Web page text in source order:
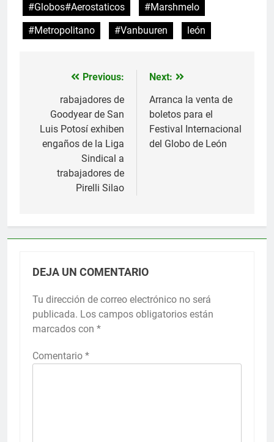
#Globos#Aerostaticos
#Marshmelo
#Metropolitano
#Vanbuuren león
Navegación
entradas
Previous:
rabajadores de
Goodyear de San
Luis Potosí exhiben
engaños de la Liga
Sindical a
trabajadores de
Pirelli Silao
Next:
Arranca la venta de
boletos para el
Festival Internacional
del Globo de León
DEJA UN COMENTARIO
Tu dirección de correo electrónico no será
publicada. Los campos obligatorios están
marcados con *
Comentario *